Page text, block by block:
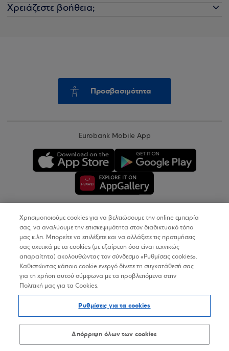
Χρειάζεστε βοήθεια;
Προσβασιμότητα
Eurobank Mobile App
Copyright © 2026
Όροι Χρήσης
Προσωπικά Δεδομένα στον Διαδικτυακό Τόπο
Δήλωση Προσβασιμότητας
Sitemap
Χρησιμοποιούμε cookies για να βελτιώσουμε την online εμπειρία
σας, να αναλύουμε την επισκεψιμότητα στον διαδικτυακό τόπο
μας κ.λπ. Μπορείτε να επιλέξετε και να αλλάξετε τις προτιμήσεις
σας σχετικά με τα cookies (με εξαίρεση όσα είναι τεχνικώς
απαραίτητα) ακολουθώντας τον σύνδεσμο «Ρυθμίσεις cookies».
Καθιστώντας κάποιο cookie ενεργό δίνετε τη συγκατάθεσή σας
για τη χρήση αυτού σύμφωνα με τα προβλεπόμενα στην
Πολιτική μας για τα Cookies.
Ρυθμίσεις για τα cookies
Απόρριψη όλων των cookies